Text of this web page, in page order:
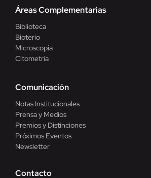
Áreas Complementarias
Biblioteca
Bioterio
Microscopía
Citometría
Comunicación
Notas Institucionales
Prensa y Medios
Premios y Distinciones
Próximos Eventos
Newsletter
Contacto